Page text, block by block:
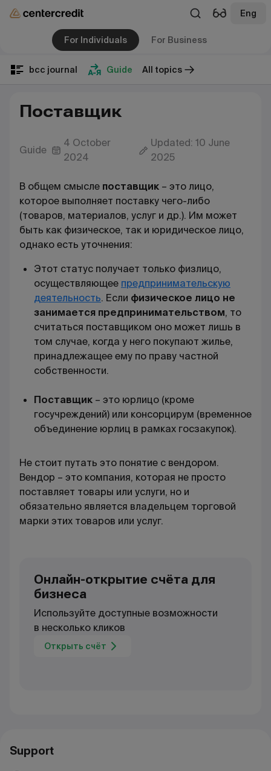
Eng
For Individuals For Business
bcc journal Guide All topics
Поставщик
Guide
4 October
2024
Updated: 10 June
2025
В общем смысле поставщик – это лицо,
которое выполняет поставку чего-либо
(товаров, материалов, услуг и др.). Им может
быть как физическое, так и юридическое лицо,
однако есть уточнения:
Этот статус получает только физлицо,
осуществляющее предпринимательскую
деятельность. Если физическое лицо не
занимается предпринимательством, то
считаться поставщиком оно может лишь в
том случае, когда у него покупают жилье,
принадлежащее ему по праву частной
собственности.
Поставщик – это юрлицо (кроме
госучреждений) или консорцирум (временное
объединение юрлиц в рамках госзакупок).
Не стоит путать это понятие с вендором.
Вендор – это компания, которая не просто
поставляет товары или услуги, но и
обязательно является владельцем торговой
марки этих товаров или услуг.
Онлайн-открытие счёта для
бизнеса
Используйте доступные возможности
в несколько кликов
Открыть счёт
Support